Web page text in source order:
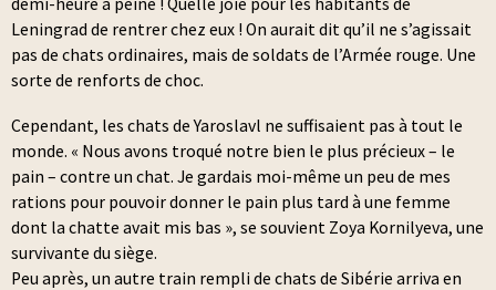
Leningrad de rentrer chez eux ! On aurait dit qu’il ne s’agissait
pas de chats ordinaires, mais de soldats de l’Armée rouge. Une
sorte de renforts de choc.
Cependant, les chats de Yaroslavl ne suffisaient pas à tout le
monde. « Nous avons troqué notre bien le plus précieux – le
pain – contre un chat. Je gardais moi-même un peu de mes
rations pour pouvoir donner le pain plus tard à une femme
dont la chatte avait mis bas », se souvient Zoya Kornilyeva, une
survivante du siège.
Peu après, un autre train rempli de chats de Sibérie arriva en